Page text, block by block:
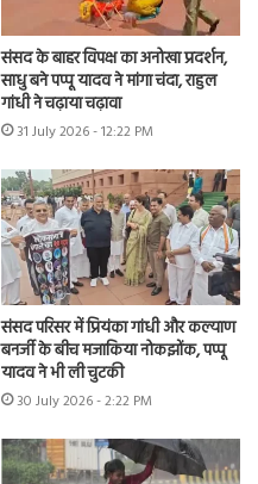
संसद के बाहर विपक्ष का अनोखा प्रदर्शन,
साधु बने पप्पू यादव ने मांगा चंदा, राहुल
गांधी ने चढ़ाया चढ़ावा
31 July 2026 - 12:22 PM
संसद परिसर में प्रियंका गांधी और कल्याण
बनर्जी के बीच मजाकिया नोकझोंक, पप्पू
यादव ने भी ली चुटकी
30 July 2026 - 2:22 PM